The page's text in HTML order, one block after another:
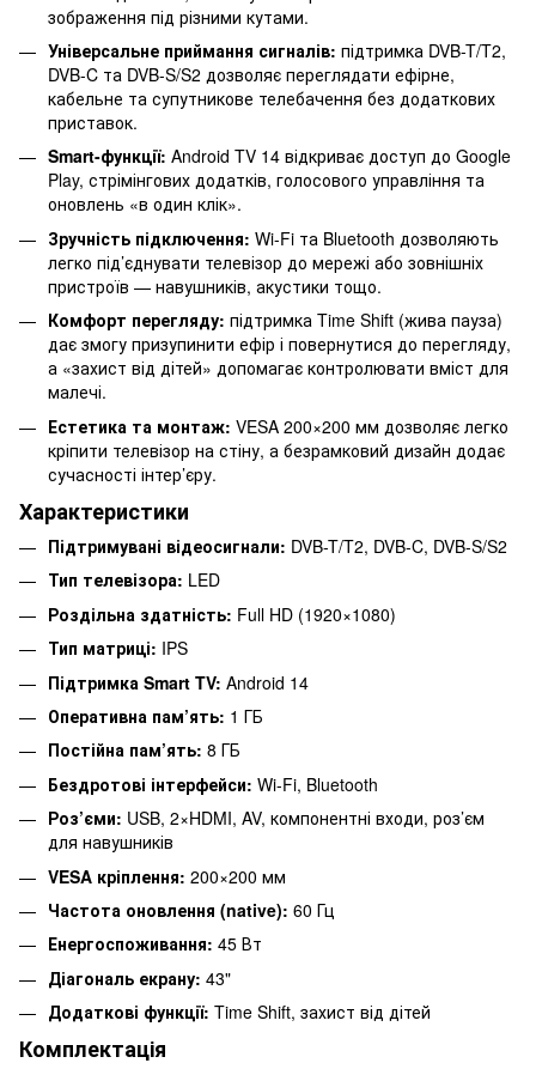
зображення під різними кутами.
Універсальне приймання сигналів: підтримка DVB-T/T2,
DVB-C та DVB-S/S2 дозволяє переглядати ефірне,
кабельне та супутникове телебачення без додаткових
приставок.
Smart-функції: Android TV 14 відкриває доступ до Google
Play, стрімінгових додатків, голосового управління та
оновлень «в один клік».
Зручність підключення: Wi-Fi та Bluetooth дозволяють
легко під’єднувати телевізор до мережі або зовнішніх
пристроїв — навушників, акустики тощо.
Комфорт перегляду: підтримка Time Shift (жива пауза)
дає змогу призупинити ефір і повернутися до перегляду,
а «захист від дітей» допомагає контролювати вміст для
малечі.
Естетика та монтаж: VESA 200×200 мм дозволяє легко
кріпити телевізор на стіну, а безрамковий дизайн додає
сучасності інтер’єру.
Характеристики
Підтримувані відеосигнали: DVB-T/T2, DVB-C, DVB-S/S2
Тип телевізора: LED
Роздільна здатність: Full HD (1920×1080)
Тип матриці: IPS
Підтримка Smart TV: Android 14
Оперативна пам’ять: 1 ГБ
Постійна пам’ять: 8 ГБ
Бездротові інтерфейси: Wi-Fi, Bluetooth
Роз’єми: USB, 2×HDMI, AV, компонентні входи, роз’єм
для навушників
VESA кріплення: 200×200 мм
Частота оновлення (native): 60 Гц
Енергоспоживання: 45 Вт
Діагональ екрану: 43"
Додаткові функції: Time Shift, захист від дітей
Комплектація